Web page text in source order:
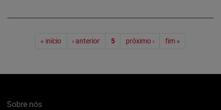
Paginação
« início ‹ anterior 5 próximo › fim »
Sobre nós